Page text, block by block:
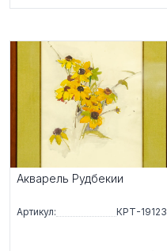
Акварель Рудбекии
Артикул: КРТ-19123